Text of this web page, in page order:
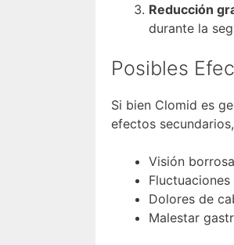
Reducción
durante la
Posibles
Si bien Clomid es
efectos
Visión
Dolores de
Malestar